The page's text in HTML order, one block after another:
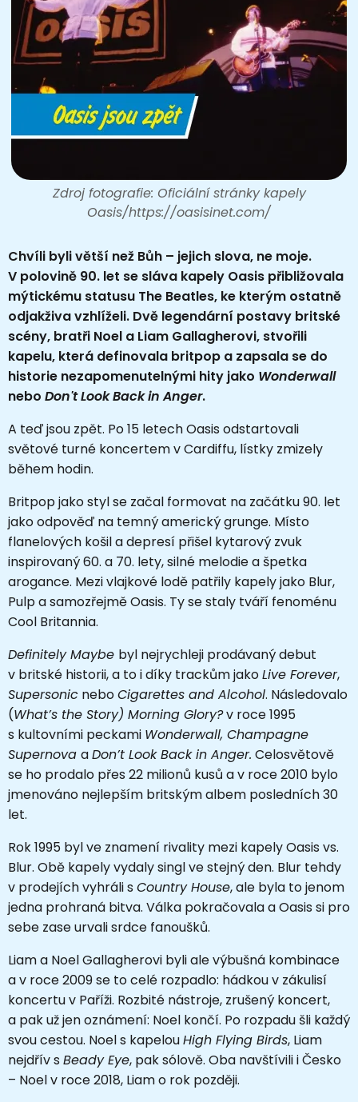
Zdroj fotografie: Oficiální stránky kapely
Oasis/https://oasisinet.com/
Chvíli byli větší než Bůh – jejich slova, ne moje.
V polovině 90. let se sláva kapely Oasis přibližovala
mýtickému statusu The Beatles, ke kterým ostatně
odjakživa vzhlíželi. Dvě legendární postavy britské
scény, bratři Noel a Liam Gallagherovi, stvořili
kapelu, která definovala britpop a zapsala se do
historie nezapomenutelnými hity jako Wonderwall
nebo Don't Look Back in Anger.
A teď jsou zpět. Po 15 letech Oasis odstartovali
světové turné koncertem v Cardiffu, lístky zmizely
během hodin.
Britpop jako styl se začal formovat na začátku 90. let
jako odpověď na temný americký grunge. Místo
flanelových košil a depresí přišel kytarový zvuk
inspirovaný 60. a 70. lety, silné melodie a špetka
arogance. Mezi vlajkové lodě patřily kapely jako Blur,
Pulp a samozřejmě Oasis. Ty se staly tváří fenoménu
Cool Britannia.
Definitely Maybe byl nejrychleji prodávaný debut
v britské historii, a to i díky trackům jakoLive Forever,
Supersonic neboCigarettes and Alcohol. Následovalo
(What’s the Story) Morning Glory?v roce 1995
s kultovními peckami Wonderwall, Champagne
Supernova aDon’t Look Back in Anger. Celosvětově
se ho prodalo přes 22 milionů kusů a v roce 2010 bylo
jmenováno nejlepším britským albem posledních 30
let.
Rok 1995 byl ve znamení rivality mezi kapely Oasis vs.
Blur. Obě kapely vydaly singl ve stejný den. Blur tehdy
v prodejích vyhráli s Country House, ale byla to jenom
jedna prohraná bitva. Válka pokračovala a Oasis si pro
sebe zase urvali srdce fanoušků.
Liam a Noel Gallagherovi byli ale výbušná kombinace
a v roce 2009 se to celé rozpadlo: hádkou v zákulisí
koncertu v Paříži. Rozbité nástroje, zrušený koncert,
a pak už jen oznámení: Noel končí. Po rozpadu šli každý
svou cestou. Noel s kapelouHigh Flying Birds, Liam
nejdřív s Beady Eye, pak sólově. Oba navštívili i Česko
– Noel v roce 2018, Liam o rok později.